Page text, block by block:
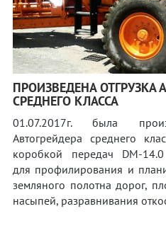
ПРОИЗВЕДЕНА ОТГРУЗКА
СРЕДНЕГО КЛАССА
01.07.2017г. была
Автогрейдера среднего
коробкой передач DM-14.0
для профилирования и
земляного полотна дорог,
насыпей, разравнивания